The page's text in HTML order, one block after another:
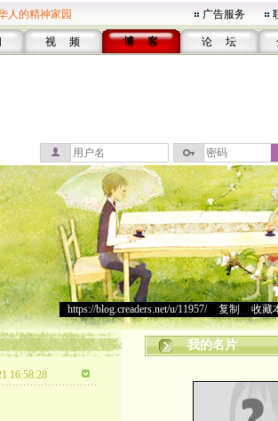
人的精神家园 广告服务
视 频 博 客 论 坛
https://blog.creaders.net/u/11957/> 复制 收藏
16:58:28
我的名片